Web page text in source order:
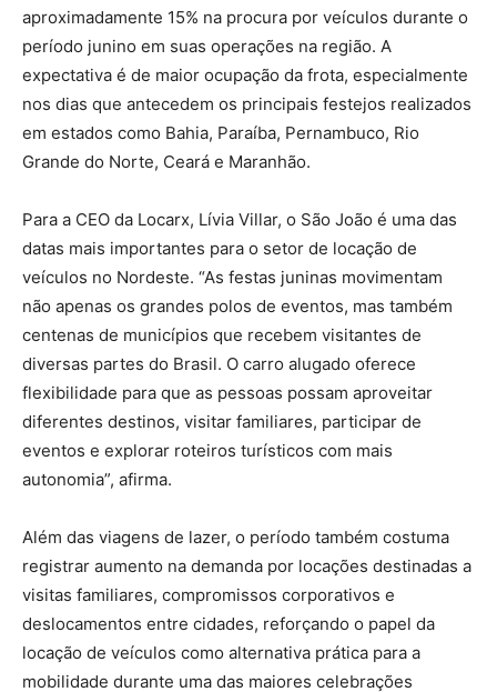
aproximadamente 15% na procura por veículos durante o
período junino em suas operações na região. A
expectativa é de maior ocupação da frota, especialmente
nos dias que antecedem os principais festejos realizados
em estados como Bahia, Paraíba, Pernambuco, Rio
Grande do Norte, Ceará e Maranhão.
Para a CEO da Locarx, Lívia Villar, o São João é uma das
datas mais importantes para o setor de locação de
veículos no Nordeste. “As festas juninas movimentam
não apenas os grandes polos de eventos, mas também
centenas de municípios que recebem visitantes de
diversas partes do Brasil. O carro alugado oferece
flexibilidade para que as pessoas possam aproveitar
diferentes destinos, visitar familiares, participar de
eventos e explorar roteiros turísticos com mais
autonomia”, afirma.
Além das viagens de lazer, o período também costuma
registrar aumento na demanda por locações destinadas a
visitas familiares, compromissos corporativos e
deslocamentos entre cidades, reforçando o papel da
locação de veículos como alternativa prática para a
mobilidade durante uma das maiores celebrações